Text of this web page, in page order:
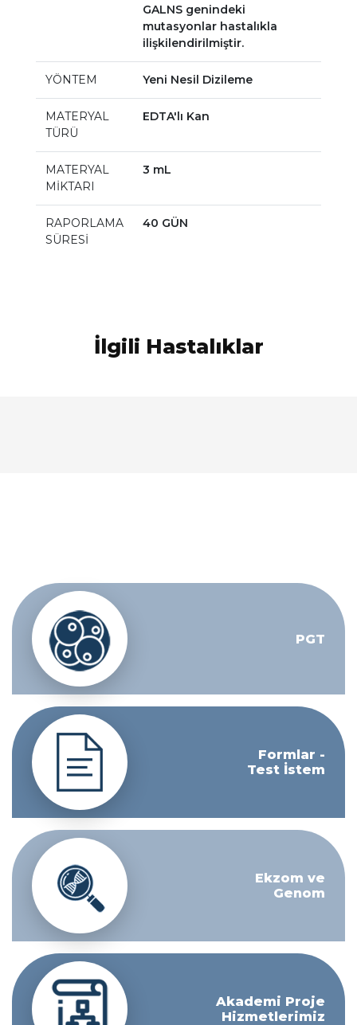
GALNS genindeki
mutasyonlar hastalıkla
ilişkilendirilmiştir.
YÖNTEM Yeni Nesil Dizileme
MATERYAL
TÜRÜ
EDTA'lı Kan
MATERYAL
MİKTARI
3 mL
RAPORLAMA
SÜRESİ
40 GÜN
İlgili Hastalıklar
PGT
Formlar -
Test İstem
Ekzom ve
Genom
Akademi Proje
Hizmetlerimiz